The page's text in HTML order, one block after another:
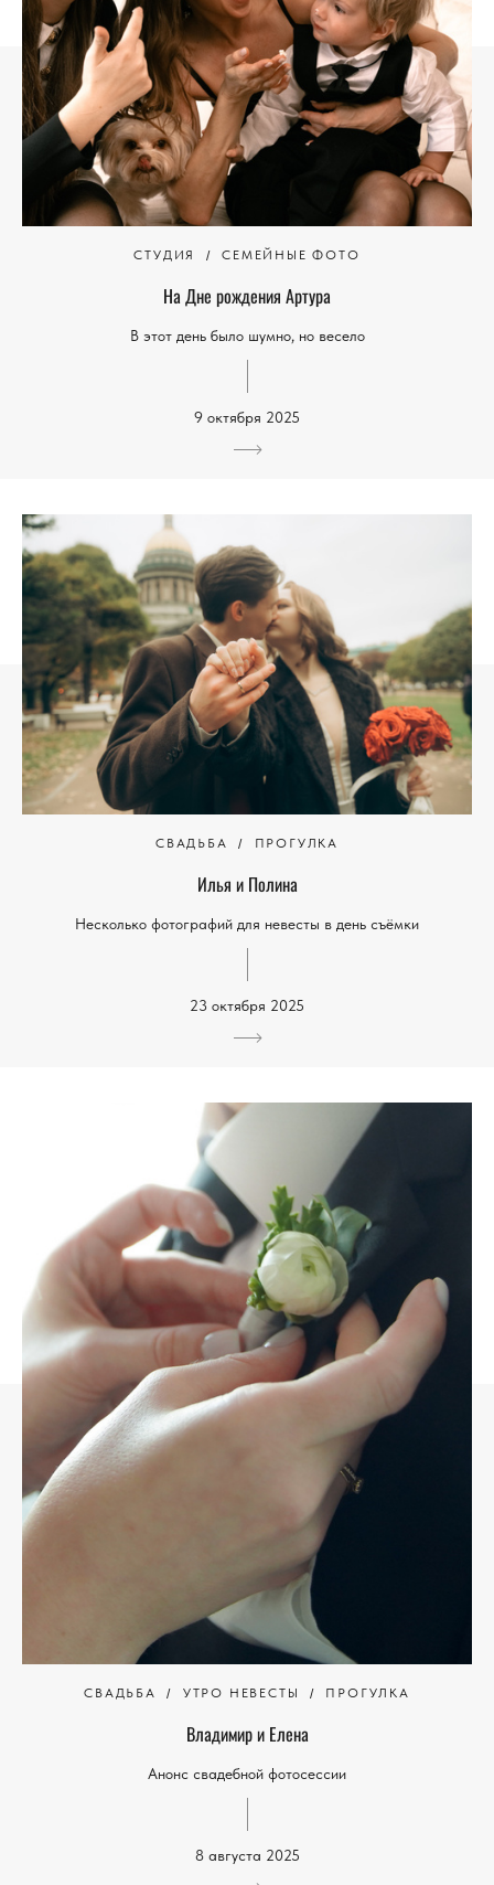
СТУДИЯ СЕМЕЙНЫЕ ФОТО
На Дне рождения Артура
В этот день было шумно, но весело
9 октября 2025
СВАДЬБА ПРОГУЛКА
Илья и Полина
Несколько фотографий для невесты в день съёмки
23 октября 2025
СВАДЬБА УТРО НЕВЕСТЫ ПРОГУЛКА
Владимир и Елена
Анонс свадебной фотосессии
8 августа 2025